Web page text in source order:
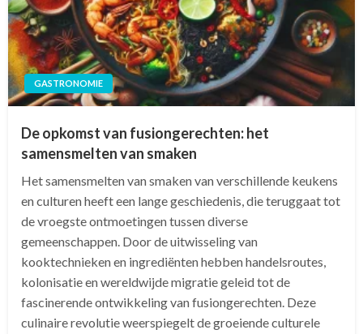
GASTRONOMIE
De opkomst van fusiongerechten: het
samensmelten van smaken
Het samensmelten van smaken van verschillende keukens
en culturen heeft een lange geschiedenis, die teruggaat tot
de vroegste ontmoetingen tussen diverse
gemeenschappen. Door de uitwisseling van
kooktechnieken en ingrediënten hebben handelsroutes,
kolonisatie en wereldwijde migratie geleid tot de
fascinerende ontwikkeling van fusiongerechten. Deze
culinaire revolutie weerspiegelt de groeiende culturele